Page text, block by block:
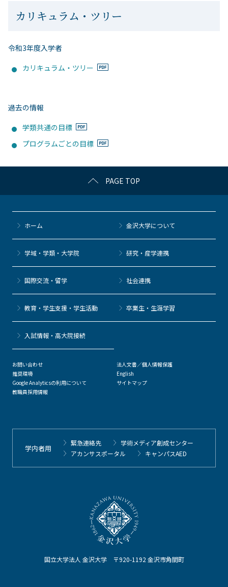
カリキュラム・ツリー
令和3年度入学者
カリキュラム・ツリー
過去の情報
学類共通の目標
プログラムごとの目標
PAGE TOP
国立大学法人 金沢大学 〒920-1192 金沢市角間町
ホーム 金沢大学について
学域・学類・大学院 研究・産学連携
国際交流・留学 社会連携
教育・学生支援・学生活動 卒業生・生涯学習
⼊試情報・高大院接続
お問い合わせ
推奨環境
Google Analyticsの利用について
教職員採用情報
法人文書／個人情報保護
English
サイトマップ
学内者用
緊急連絡先
学術メディア創成センター
アカンサスポータル
キャンパスAED